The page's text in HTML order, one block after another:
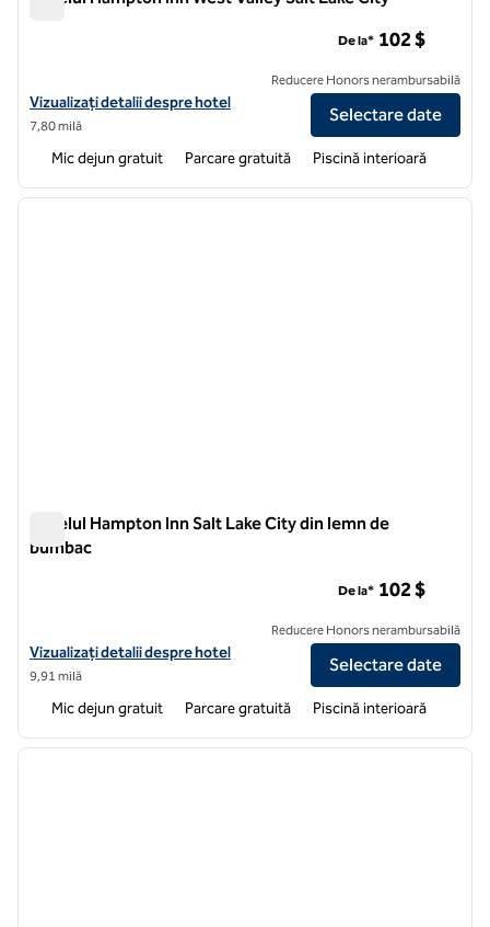
Vizualizați detaliile hotelului pentru Hotelul Hampton Inn West Valley
Vizualizați detalii despre hotel
7,80 milă
De la* 102 $
Reducere Honors nerambursabilă
Selectare date
Mic dejun gratuit Parcare gratuită Piscină interioară
1 din 12
Hotelul Hampton Inn Salt Lake City din lemn de
bumbac
Vizualizați detaliile hotelului Hampton Inn Salt Lake City Cottonwood
Vizualizați detalii despre hotel
9,91 milă
De la* 102 $
Reducere Honors nerambursabilă
Selectare date
Mic dejun gratuit Parcare gratuită Piscină interioară
1 din 12